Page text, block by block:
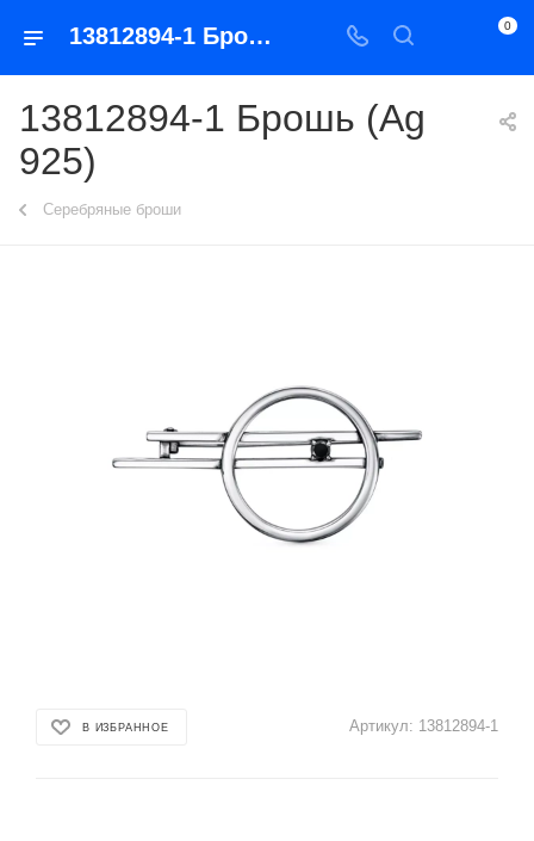
13812894-1 Брошь (Ag 925) 0
13812894-1 Брошь (Ag
925)
Серебряные броши
В ИЗБРАННОЕ Артикул: 13812894-1